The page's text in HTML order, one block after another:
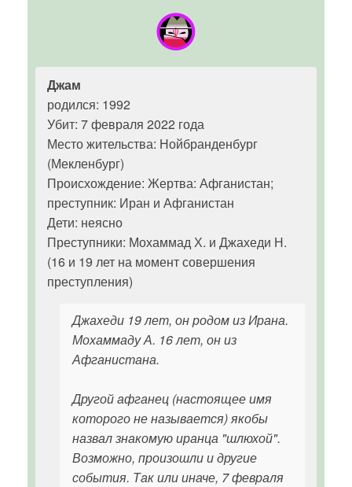
Джам
родился: 1992
Убит: 7 февраля 2022 года
Место жительства: Нойбранденбург
(Мекленбург)
Происхождение: Жертва: Афганистан;
преступник: Иран и Афганистан
Дети: неясно
Преступники: Мохаммад Х. и Джахеди Н.
(16 и 19 лет на момент совершения
преступления)
Джахеди 19 лет, он родом из Ирана.
Мохаммаду А. 16 лет, он из
Афганистана.
Другой афганец (настоящее имя
которого не называется) якобы
назвал знакомую иранца "шлюхой".
Возможно, произошли и другие
события. Так или иначе, 7 февраля